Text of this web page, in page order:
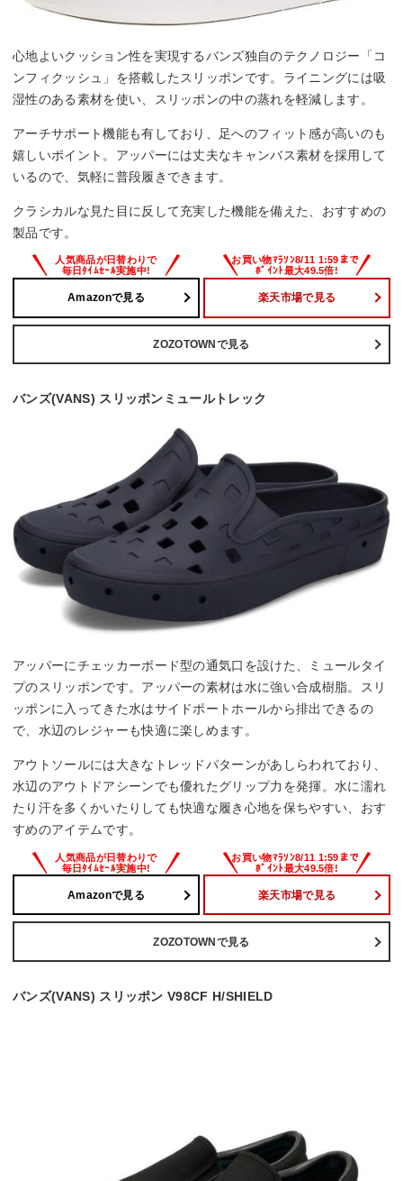
心地よいクッション性を実現するバンズ独自のテクノロジー「コ
ンフィクッシュ」を搭載したスリッポンです。ライニングには吸
湿性のある素材を使い、スリッポンの中の蒸れを軽減します。
アーチサポート機能も有しており、足へのフィット感が高いのも
嬉しいポイント。アッパーには丈夫なキャンバス素材を採用して
いるので、気軽に普段履きできます。
クラシカルな見た目に反して充実した機能を備えた、おすすめの
製品です。
Amazonで見る 楽天市場で見る
ZOZOTOWNで見る
バンズ(VANS) スリッポンミュールトレック
アッパーにチェッカーボード型の通気口を設けた、ミュールタイ
プのスリッポンです。アッパーの素材は水に強い合成樹脂。スリ
ッポンに入ってきた水はサイドポートホールから排出できるの
で、水辺のレジャーも快適に楽しめます。
アウトソールには大きなトレッドパターンがあしらわれており、
水辺のアウトドアシーンでも優れたグリップ力を発揮。水に濡れ
たり汗を多くかいたりしても快適な履き心地を保ちやすい、おす
すめのアイテムです。
Amazonで見る 楽天市場で見る
ZOZOTOWNで見る
バンズ(VANS) スリッポン V98CF H/SHIELD